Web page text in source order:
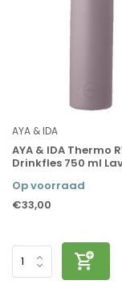
AYA & IDA
AYA & IDA Thermo
Drinkfles 750 ml
Op voorraad
€33,00